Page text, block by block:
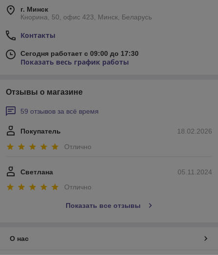
г. Минск
Кнорина, 50, офис 423, Минск, Беларусь
Контакты
Сегодня работает с 09:00 до 17:30
Показать весь график работы
Отзывы о магазине
59 отзывов за всё время
18.02.2026
Покупатель
Отлично
05.11.2024
Светлана
Отлично
Показать все отзывы
О нас